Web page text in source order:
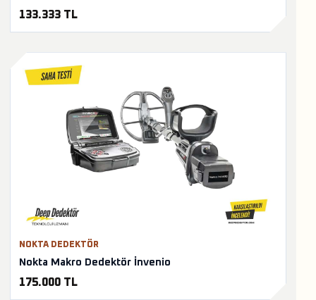
133.333 TL
NOKTA DEDEKTÖR
Nokta Makro Dedektör İnvenio
175.000 TL